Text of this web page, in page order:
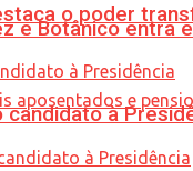
o poder
e Botânico entra
candidato à